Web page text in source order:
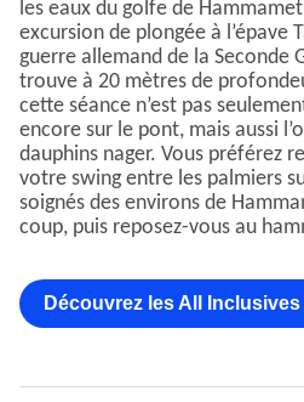
les eaux du golfe de
excursion de plongée à l’épave
guerre allemand de la Seconde
trouve à 20 mètres de
cette séance n’est pas
encore sur le pont, mais aussi
dauphins nager. Vous préférez
votre swing entre les palmiers
soignés des environs de
coup, puis reposez-vous au
Découvrez les All Inclusives